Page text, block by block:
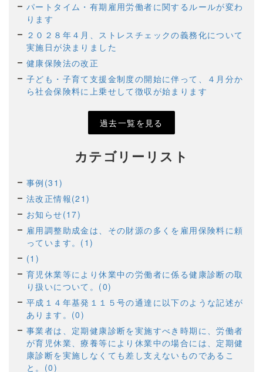
パートタイム・有期雇用労働者に関するルールが変わ
ります
２０２８年４月、ストレスチェックの義務化について
実施日が決まりました
健康保険法の改正
子ども・子育て支援金制度の開始に伴って、４月分か
ら社会保険料に上乗せして徴収が始まります
過去一覧を見る
カテゴリーリスト
事例(31)
法改正情報(21)
お知らせ(17)
雇用調整助成金は、その財源の多くを雇用保険料に頼
っています。(1)
(1)
育児休業等により休業中の労働者に係る健康診断の取
り扱いについて。(0)
平成１４年基発１１５号の通達に以下のような記述が
あります。(0)
事業者は、定期健康診断を実施すべき時期に、労働者
が育児休業、療養等により休業中の場合には、定期健
康診断を実施しなくても差し支えないものであるこ
と。(0)